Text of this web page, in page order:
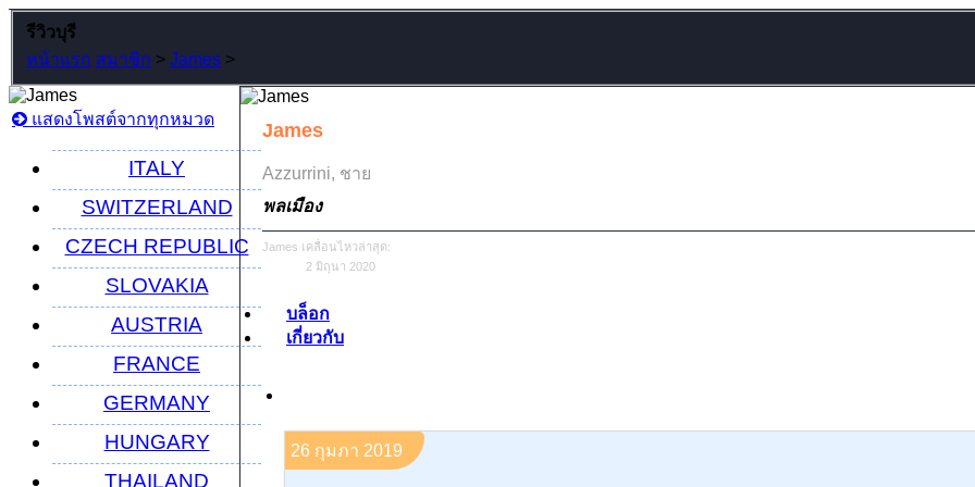
รีวิวบุรี
หน้าแรก สมาชิก > James >
แสดงโพสต์จากทุกหมวด
ITALY
SWITZERLAND
CZECH REPUBLIC
SLOVAKIA
AUSTRIA
FRANCE
GERMANY
HUNGARY
THAILAND
James
Azzurrini, ชาย
พลเมือง
James เคลื่อนไหวล่าสุด:
2 มิถุนา 2020
บล็อก
เกี่ยวกับ
26 กุมภา 2019